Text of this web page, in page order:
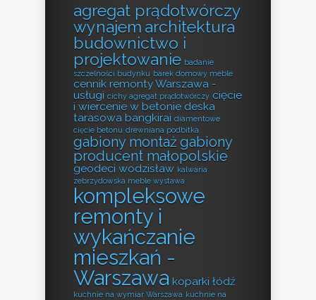
agregat prądotwórczy
wynajem architektura
budownictwo i
projektowanie badanie
szczelności budynku barek domowy meble
cennik remonty Warszawa -
usługi cichy agregat prądotwórczy cięcie
i wiercenie w betonie deska
tarasowa bangkirai diamentowe
cięcie betonu drewniana podbitka
gabiony montażgabiony
producent małopolskie
geodeci wodzisław kalwaria
zebrzydowska meble wystawa
kompleksowe
remonty i
wykańczanie
mieszkań -
Warszawa koparki łódź
kuchnie na wymiar Warszawa kuchnie na